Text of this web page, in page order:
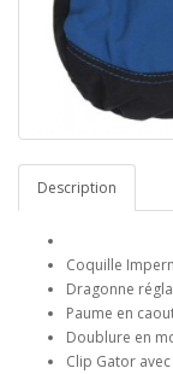
Description
Coquille
Dragonne
Paume en
Doublure en
Clip Gator